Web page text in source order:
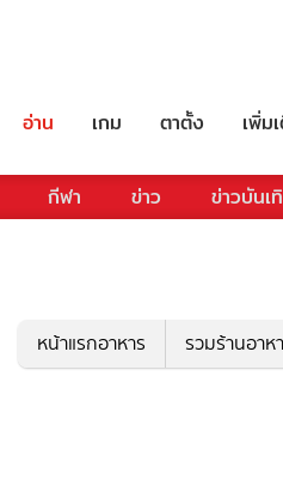
อ่าน เกม ตาตั้ง เพิ่ม
กีฬา ข่าว ข่าวบันเ
หน้าแรกอาหาร รวมร้านอาห